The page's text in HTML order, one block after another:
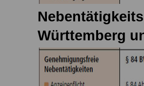
Württemberg